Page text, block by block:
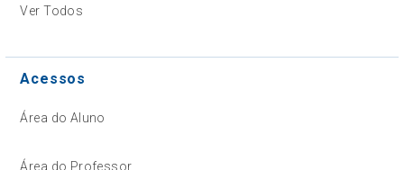
Ver Todos
Acessos
Área do Aluno
Área do Professor